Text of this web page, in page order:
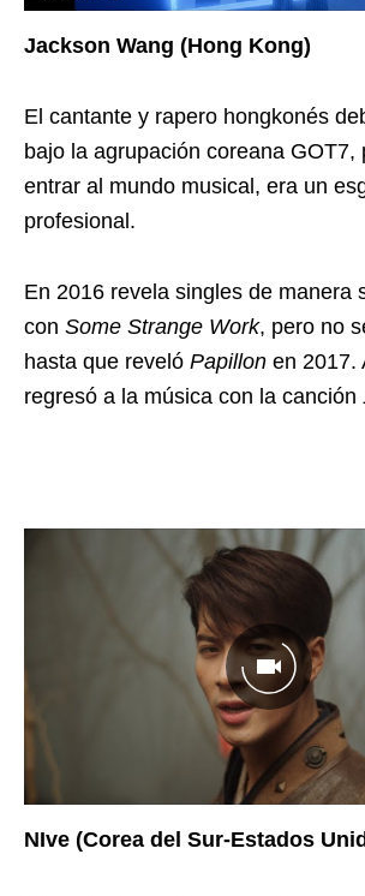
Jackson Wang (Hong Kong)
El cantante y rapero hongkonés
bajo la agrupación coreana GOT7,
entrar al mundo musical, era un
profesional.
En 2016 revela singles de manera
con Some Strange Work, pero no
hasta que reveló Papillon en 2017.
regresó a la música con la canción
NIve (Corea del Sur-Estados